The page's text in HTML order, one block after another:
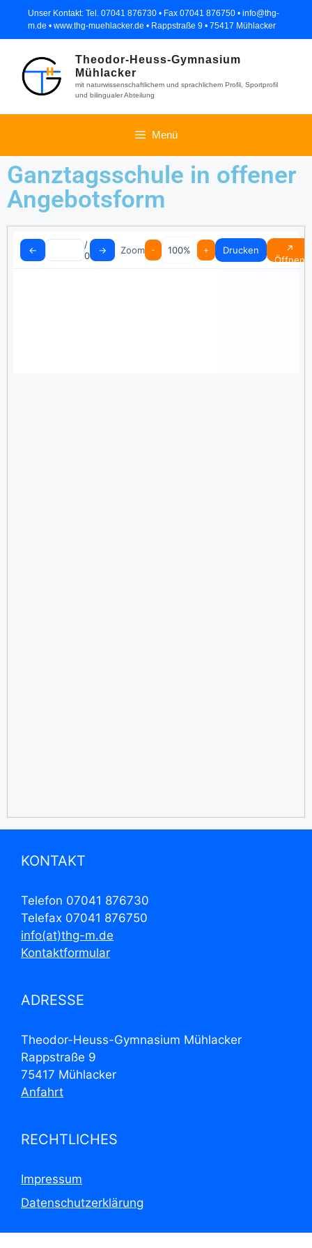
Unser Kontakt: Tel. 07041 876730 • Fax 07041 876750 • info@thg-
m.de • www.thg-muehlacker.de • Rappstraße 9 • 75417 Mühlacker
Theodor-Heuss-Gymnasium
Mühlacker
mit naturwissenschaftlichem und sprachlichem Profil, Sportprofil
und bilingualer Abteilung
Menü
Ganztagsschule in offener
Angebotsform
KONTAKT
Telefon 07041 876730
Telefax 07041 876750
info(at)thg-m.de
Kontaktformular
ADRESSE
Theodor-Heuss-Gymnasium Mühlacker
Rappstraße 9
75417 Mühlacker
Anfahrt
RECHTLICHES
Impressum
Datenschutzerklärung